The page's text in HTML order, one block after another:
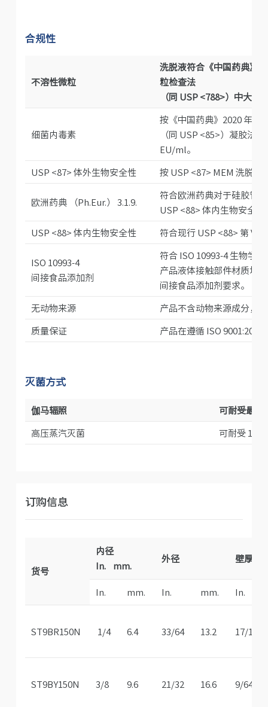
合规性
不溶性微粒
洗脱液符合《中国药典》
粒检查法
（同 USP <788>）中大
细菌内毒素
按《中国药典》2020 年版
（同 USP <85>）凝胶法
EU/ml。
USP <87> 体外生物安全性
按 USP <87> MEM 洗脱法
欧洲药典 （Ph.Eur.） 3.1.9.
符合欧洲药典对于硅胶管
USP <88> 体内生物安全性
USP <88> 体内生物安全性
符合现行 USP <88> 第 VI
ISO 10993-4
间接食品添加剂
符合 ISO 10993-4 生物学
产品液体接触部件材质均
间接食品添加剂要求。
无动物来源
产品不含动物来源成分，
质量保证
产品在遵循 ISO
灭菌方式
伽马辐照
可耐受最高
高压蒸汽灭菌
可耐受 121
订购信息
货号
内径
In. mm.
外径 壁厚
In. mm. In. mm. In.
ST9BR150N 1/4 6.4 33/64 13.2 17/128
ST9BY150N 3/8 9.6 21/32 16.6 9/64